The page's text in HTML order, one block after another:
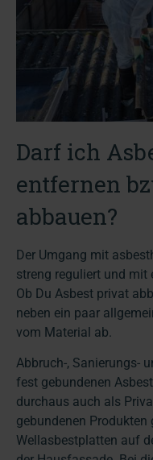
Darf ich
entfernen
abbauen?
Der Umgang mit
streng reguliert und mit
Ob Du Asbest privat
neben ein paar
vom Material ab.
Abbruch-, Sanierungs-
fest gebundenen
durchaus auch als
gebundenen
Wellasbestplatten auf